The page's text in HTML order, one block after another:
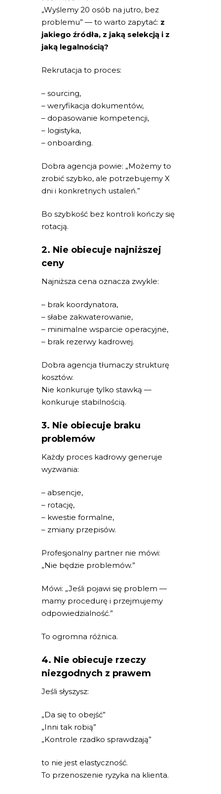
„Wyślemy 20 osób na jutro, bez
problemu” — to warto zapytać: z
jakiego źródła, z jaką selekcją i z
jaką legalnością?
Rekrutacja to proces:
– sourcing,
– weryfikacja dokumentów,
– dopasowanie kompetencji,
– logistyka,
– onboarding.
Dobra agencja powie: „Możemy to
zrobić szybko, ale potrzebujemy X
dni i konkretnych ustaleń.”
Bo szybkość bez kontroli kończy się
rotacją.
2. Nie obiecuje najniższej
ceny
Najniższa cena oznacza zwykle:
– brak koordynatora,
– słabe zakwaterowanie,
– minimalne wsparcie operacyjne,
– brak rezerwy kadrowej.
Dobra agencja tłumaczy strukturę
kosztów.
Nie konkuruje tylko stawką —
konkuruje stabilnością.
3. Nie obiecuje braku
problemów
Każdy proces kadrowy generuje
wyzwania:
– absencje,
– rotację,
– kwestie formalne,
– zmiany przepisów.
Profesjonalny partner nie mówi:
„Nie będzie problemów.”
Mówi: „Jeśli pojawi się problem —
mamy procedurę i przejmujemy
odpowiedzialność.”
To ogromna różnica.
4. Nie obiecuje rzeczy
niezgodnych z prawem
Jeśli słyszysz:
„Da się to obejść”
„Inni tak robią”
„Kontrole rzadko sprawdzają”
to nie jest elastyczność.
To przenoszenie ryzyka na klienta.